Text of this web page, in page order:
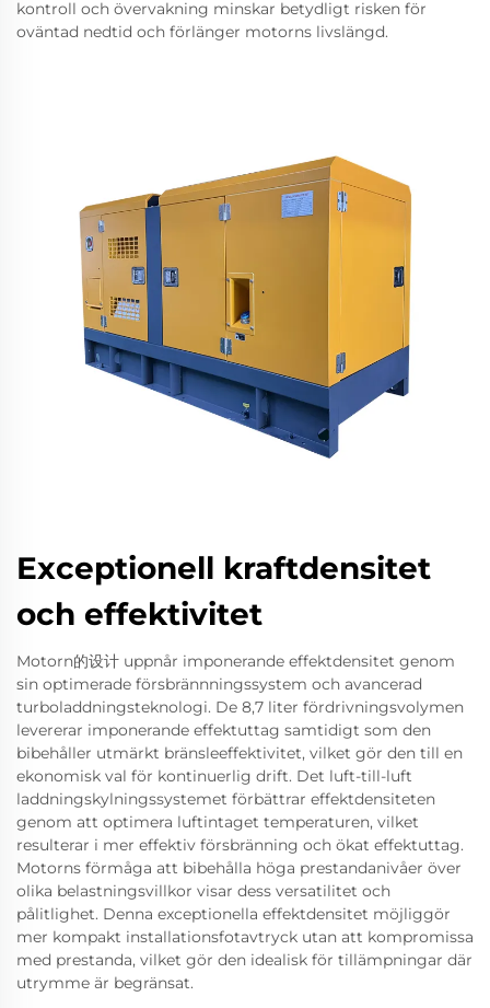
kontroll och övervakning minskar betydligt risken för
oväntad nedtid och förlänger motorns livslängd.
Exceptionell kraftdensitet
och effektivitet
Motorn的设计 uppnår imponerande effektdensitet genom
sin optimerade försbrännningssystem och avancerad
turboladdningsteknologi. De 8,7 liter fördrivningsvolymen
levererar imponerande effektuttag samtidigt som den
bibehåller utmärkt bränsleeffektivitet, vilket gör den till en
ekonomisk val för kontinuerlig drift. Det luft-till-luft
laddningskylningssystemet förbättrar effektdensiteten
genom att optimera luftintaget temperaturen, vilket
resulterar i mer effektiv försbränning och ökat effektuttag.
Motorns förmåga att bibehålla höga prestandanivåer över
olika belastningsvillkor visar dess versatilitet och
pålitlighet. Denna exceptionella effektdensitet möjliggör
mer kompakt installationsfotavtryck utan att kompromissa
med prestanda, vilket gör den idealisk för tillämpningar där
utrymme är begränsat.